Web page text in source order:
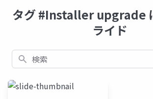
タグ #Installer upgrade
ライド
検索